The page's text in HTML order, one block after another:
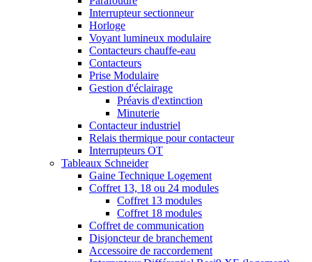
Interrupteur sectionneur
Horloge
Voyant lumineux modulaire
Contacteurs chauffe-eau
Contacteurs
Prise Modulaire
Gestion d'éclairage
Préavis d'extinction
Minuterie
Contacteur industriel
Relais thermique pour contacteur
Interrupteurs OT
Tableaux Schneider
Gaine Technique Logement
Coffret 13, 18 ou 24 modules
Coffret 13 modules
Coffret 18 modules
Coffret de communication
Disjoncteur de branchement
Accessoire de raccordement